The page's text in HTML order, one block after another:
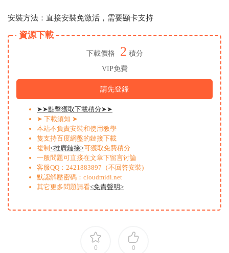
安裝方法：直接安裝免激活，需要顯卡支持
資源下載
下載價格 2 積分
VIP免費
請先登錄
➤➤點擊獲取下載積分➤➤
➤ 下載須知 ➤
本站不負責安裝和使用教學
隻支持百度網盤的鏈接下載
複制 <推廣鏈接>可獲取免費積分
一般問題可直接在文章下留言讨論
客服QQ：2421883897（不回答安裝)
默認解壓密碼：cloudmidi.net
其它更多問題請看<免責聲明>
0 0